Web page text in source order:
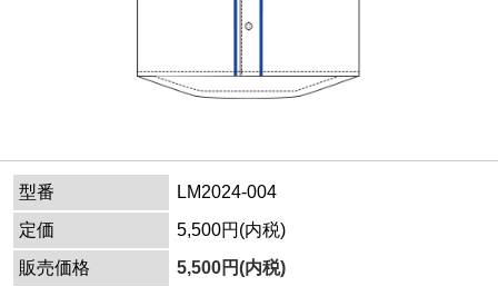
型番
LM2024-004
定価
5,500円(内税)
販売価格
5,500円(内税)